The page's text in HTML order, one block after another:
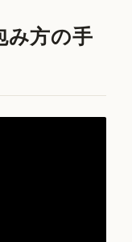
み方の手